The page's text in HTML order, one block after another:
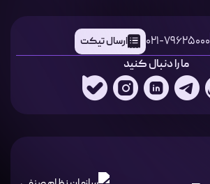
021-79625000 ارسال تیکت
ما را دنبال کنید